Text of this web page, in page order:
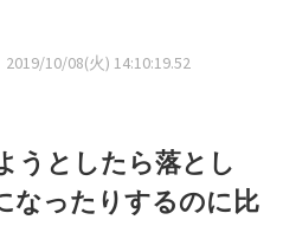
2019/10/08(火) 14:10:19.52
うとしたら落とし
なったりするのに比